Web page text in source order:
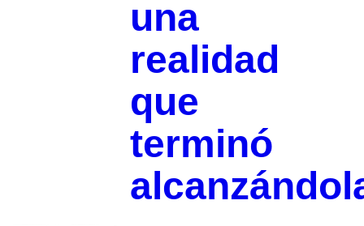
una
realidad
que
terminó